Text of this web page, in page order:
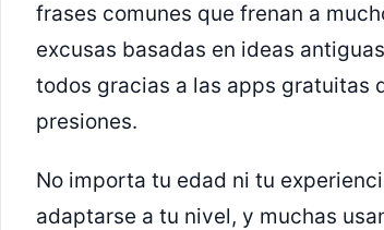
frases comunes que frenan a
excusas basadas en ideas
todos gracias a las apps gratuitas
presiones.
No importa tu edad ni tu
adaptarse a tu nivel, y muchas